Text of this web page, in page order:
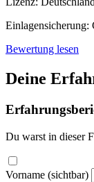
Einlagensicherung:
Bewertung lesen
Deine
Du warst in dieser
Vorname (sichtbar)